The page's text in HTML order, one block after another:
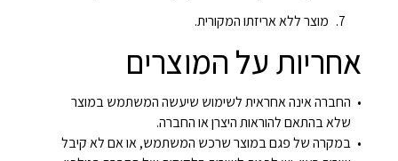
מוצר ללא אריזתו המקורית.
אחריות על המוצרים
החברה אינה אחראית לשימוש שיעשה המשתמש במוצר
שלא בהתאם להוראות היצרן או החברה.
במקרה של פגם במוצר שרכש המשתמש, או אם לא קיבל